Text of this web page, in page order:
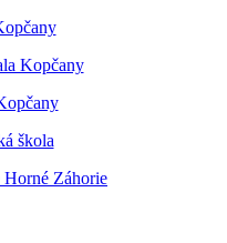
Kopčany
škola
Horné Záhorie